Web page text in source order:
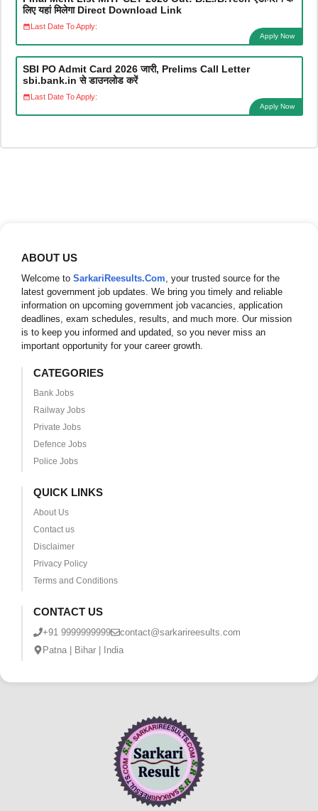
लिए यहां मिलेगा Direct Download Link
Last Date To Apply:
Apply Now
SBI PO Admit Card 2026 जारी, Prelims Call Letter
sbi.bank.in से डाउनलोड करें
Last Date To Apply:
Apply Now
ABOUT US
Welcome to SarkariReesults.Com, your trusted source for the
latest government job updates. We bring you timely and reliable
information on upcoming government job vacancies, application
deadlines, exam schedules, results, and much more. Our mission
is to keep you informed and updated, so you never miss an
important opportunity for your career growth.
CATEGORIES
Bank Jobs
Railway Jobs
Private Jobs
Defence Jobs
Police Jobs
QUICK LINKS
About Us
Contact us
Disclaimer
Privacy Policy
Terms and Conditions
CONTACT US
+91 9999999999
contact@sarkarireesults.com
Patna | Bihar | India